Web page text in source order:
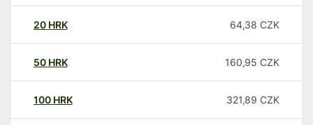
20 HRK 64,38 CZK
50 HRK 160,95 CZK
100 HRK 321,89 CZK